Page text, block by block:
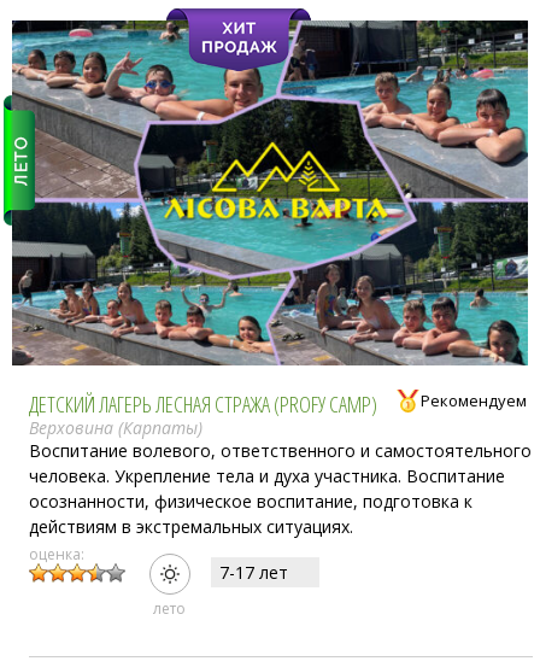
ДЕТСКИЙ ЛАГЕРЬ ЛЕСНАЯ СТРАЖА (PROFУ CAMP)
Верховина (Карпаты)
Воспитание волевого, ответственного и самостоятельного
человека. Укрепление тела и духа участника. Воспитание
осознанности, физическое воспитание, подготовка к
действиям в экстремальных ситуациях.
оценка:
лето
Рекомендуем
7-17 лет